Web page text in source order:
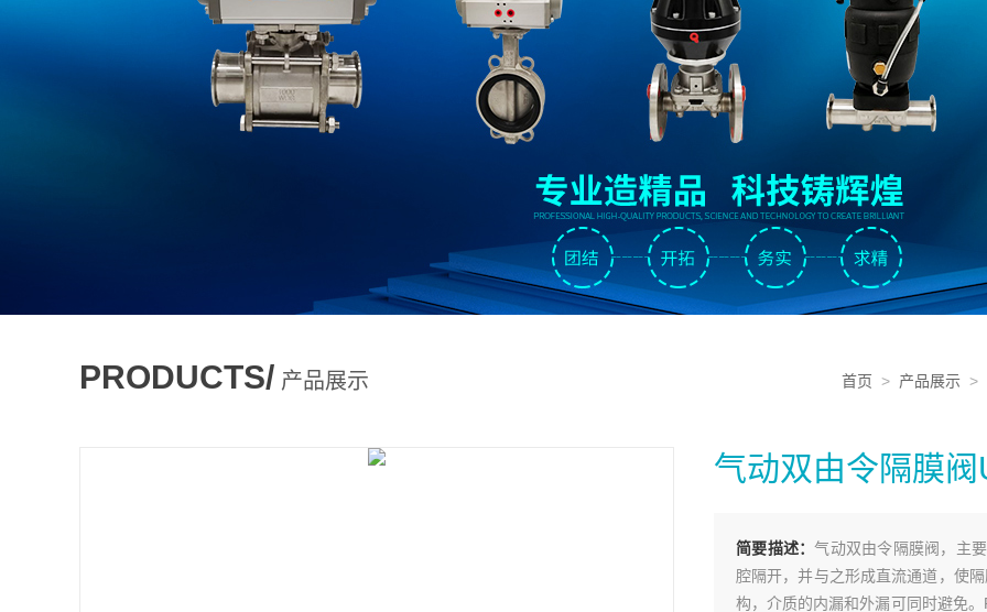
PRODUCTS/ 产品展示 首页 > 产品展示 >
气动双由令隔膜
简要描述：气动双由令隔膜阀，主
腔隔开，并与之形成直流通道，使
构，介质的内漏和外漏可同时避免